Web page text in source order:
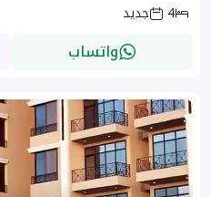
4
جديد
واتساب